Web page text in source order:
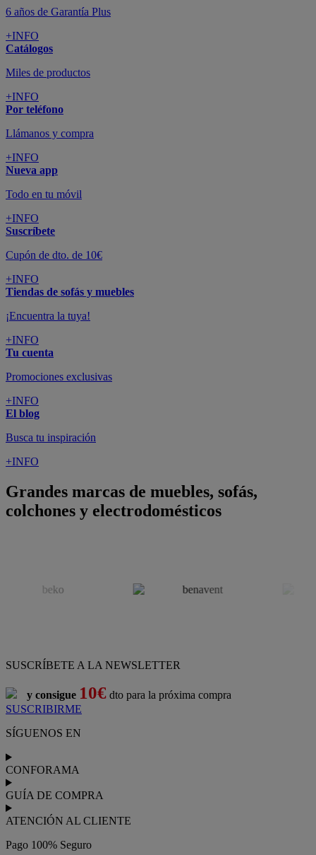
6 años de Garantía Plus
+INFO
Catálogos
Miles de productos
+INFO
Por teléfono
Llámanos y compra
+INFO
Nueva app
Todo en tu móvil
+INFO
Suscríbete
Cupón de dto. de 10€
+INFO
Tiendas de sofás y muebles
¡Encuentra la tuya!
+INFO
Tu cuenta
Promociones exclusivas
+INFO
El blog
Busca tu inspiración
+INFO
Grandes marcas de muebles, sofás,
colchones y electrodomésticos
SUSCRÍBETE A LA NEWSLETTER
y consigue 10€ dto para la próxima compra
SUSCRIBIRME
SÍGUENOS EN
CONFORAMA
GUÍA DE COMPRA
ATENCIÓN AL CLIENTE
Pago 100% Seguro